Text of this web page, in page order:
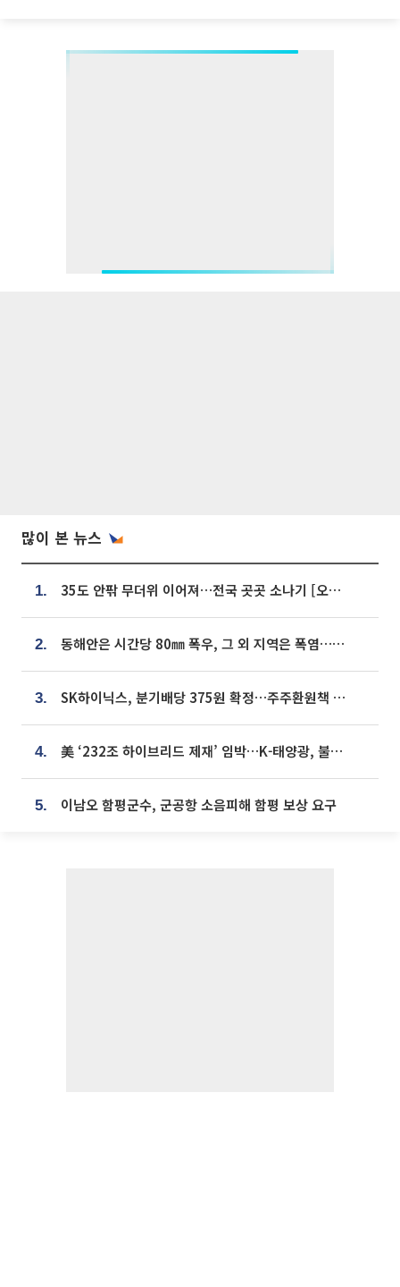
많이 본 뉴스
1. 35도 안팎 무더위 이어져…전국 곳곳 소나기 [오늘 날씨]
2. 동해안은 시간당 80㎜ 폭우, 그 외 지역은 폭염…‘극과 극 날씨’
3. SK하이닉스, 분기배당 375원 확정…주주환원책 9월로 앞당겨 발표
4. 美 ‘232조 하이브리드 제재’ 임박…K-태양광, 불확실성 털고 날개 다나
5. 이남오 함평군수, 군공항 소음피해 함평 보상 요구